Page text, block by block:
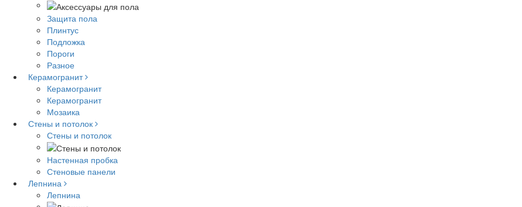
Защита пола
Плинтус
Подложка
Пороги
Разное
Керамогранит
Керамогранит
Керамогранит
Мозаика
Стены и потолок
Стены и потолок
Настенная пробка
Стеновые панели
Лепнина
Лепнина